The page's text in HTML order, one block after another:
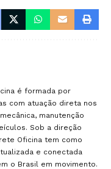
é formada por
com atuação direta nos
manutenção
Sob a direção
Oficina tem como
e conectada
o Brasil em movimento.